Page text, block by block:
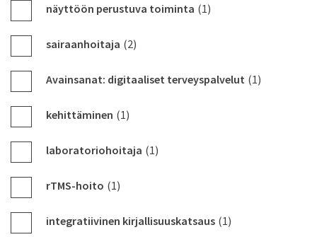
näyttöön perustuva toiminta (1)
sairaanhoitaja (2)
Avainsanat: digitaaliset terveyspalvelut (1)
kehittäminen (1)
laboratoriohoitaja (1)
rTMS-hoito (1)
integratiivinen kirjallisuuskatsaus (1)